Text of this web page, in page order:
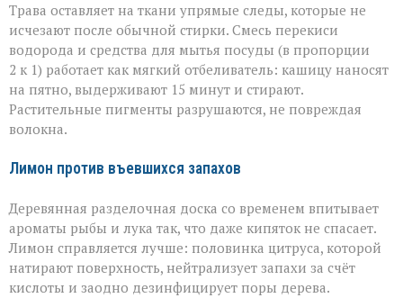
Трава оставляет на ткани упрямые следы, которые не
исчезают после обычной стирки. Смесь перекиси
водорода и средства для мытья посуды (в пропорции
2 к 1) работает как мягкий отбеливатель: кашицу наносят
на пятно, выдерживают 15 минут и стирают.
Растительные пигменты разрушаются, не повреждая
волокна.
Лимон против въевшихся запахов
Деревянная разделочная доска со временем впитывает
ароматы рыбы и лука так, что даже кипяток не спасает.
Лимон справляется лучше: половинка цитруса, которой
натирают поверхность, нейтрализует запахи за счёт
кислоты и заодно дезинфицирует поры дерева.